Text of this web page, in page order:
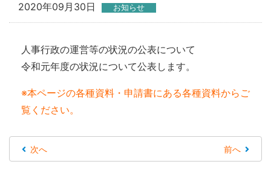
2020年09月30日 お知らせ
人事行政の運営等の状況の公表について
令和元年度の状況について公表します。
※本ページの各種資料・申請書にある各種資料からご
覧ください。
前へ
次へ